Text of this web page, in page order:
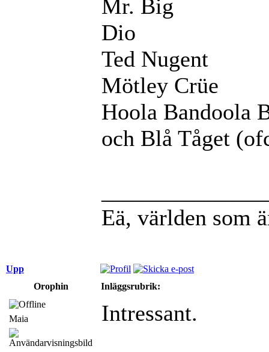
Mr. Big
Dio
Ted Nugent
Mötley Crüe
Hoola Bandoola
och Blå Tåget
Eä, världen som
Upp
Orophin
Inläggsrubrik:
Maia Intressant.